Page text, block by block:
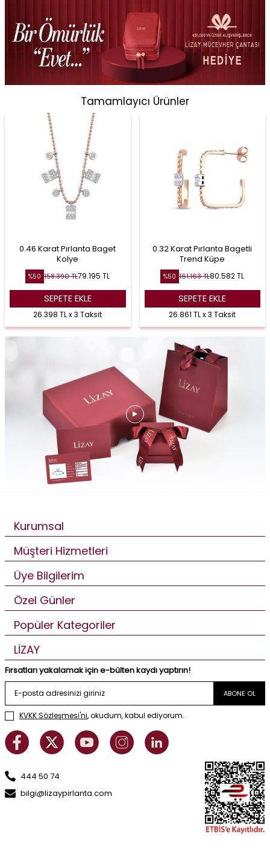
Tamamlayıcı Ürünler
0.46 Karat Pırlanta Baget
Kolye
%50 158.390TL79.195 TL
SEPETE EKLE
26.398 TL x 3 Taksit
0.32 Karat Pırlanta Bagetli
Trend Küpe
%50 161.163TL80.582TL
SEPETE EKLE
26.861 TL x 3 Taksit
Kurumsal
Müşteri Hizmetleri
Üye Bilgilerim
Özel Günler
Popüler Kategoriler
LİZAY
Fırsatları yakalamak için e-bülten kaydı yaptırın!
ABONE OL
KVKK Sözleşmesi'ni, okudum, kabul ediyorum.
444 50 74
bilgi@lizaypirlanta.com